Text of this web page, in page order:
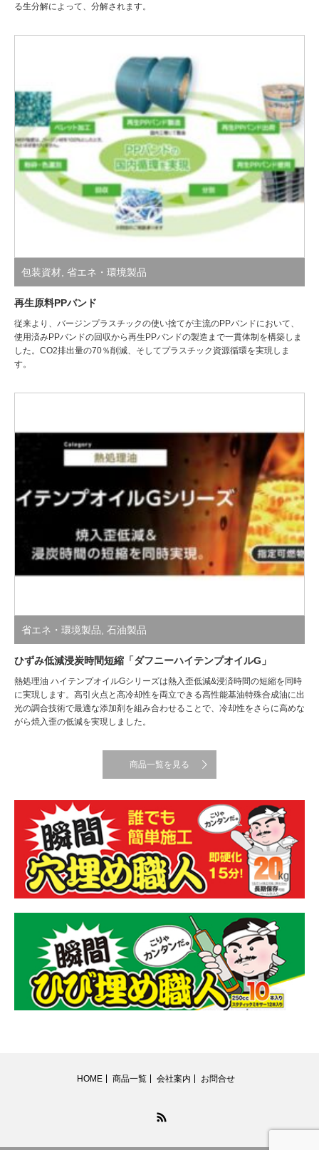
る生分解によって、分解されます。
包装資材 省エネ・環境製品
再生原料PPバンド
従来より、バージンプラスチックの使い捨てが主流のPPバンドにおいて、
使用済みPPバンドの回収から再生PPバンドの製造まで一貫体制を構築しま
した。CO2排出量の70％削減、そしてプラスチック資源循環を実現しま
す。
省エネ・環境製品 石油製品
ひずみ低減浸炭時間短縮「ダフニーハイテンプオイルG」
熱処理油 ハイテンプオイルGシリーズは熱入歪低減&浸済時間の短縮を同時
に実現します。高引火点と高冷却性を両立できる高性能基油特殊合成油に出
光の調合技術で最適な添加剤を組み合わせることで、冷却性をさらに高めな
がら焼入歪の低減を実現しました。
商品一覧を見る
HOME 商品一覧 会社案内 お問合せ